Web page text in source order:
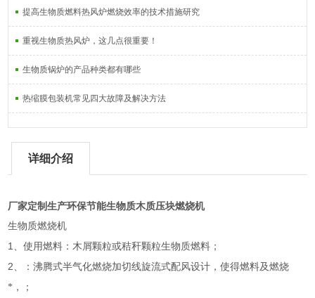
提高生物质燃料热风炉燃烧效率的技术措施研究
重视生物质热风炉，这几点很重要！
生物质锅炉的产品种类都有哪些
热缩膜包装机常见四大故障及解决方法
详细介绍
厂家定制生产环保节能生物质木质压块燃烧机
生物质燃烧机
1 、使用燃料：木屑颗粒或秸秆颗粒生物质燃料；
2、：沸腾式半气化燃烧加切线旋流式配风设计，使得燃料及燃烧
*，；